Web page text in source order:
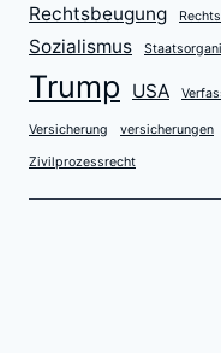
Rechtsbeugung
Sozialismus
Trump USA
Versicherung versicherungen
Zivilprozessrecht